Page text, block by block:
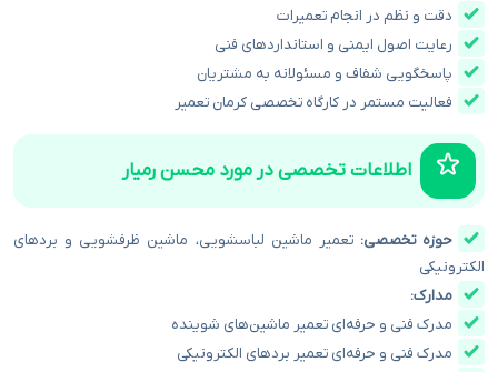
دقت و نظم در انجام تعمیرات
رعایت اصول ایمنی و استانداردهای فنی
پاسخگویی شفاف و مسئولانه به مشتریان
فعالیت مستمر در کارگاه تخصصی کرمان تعمیر
اطلاعات تخصصی در مورد محسن رمیار
حوزه تخصصی: تعمیر ماشین لباسشویی، ماشین ظرفشویی و بردهای
الکترونیکی
مدارک:
مدرک فنی و حرفه‌ای تعمیر ماشین‌های شوینده
مدرک فنی و حرفه‌ای تعمیر بردهای الکترونیکی